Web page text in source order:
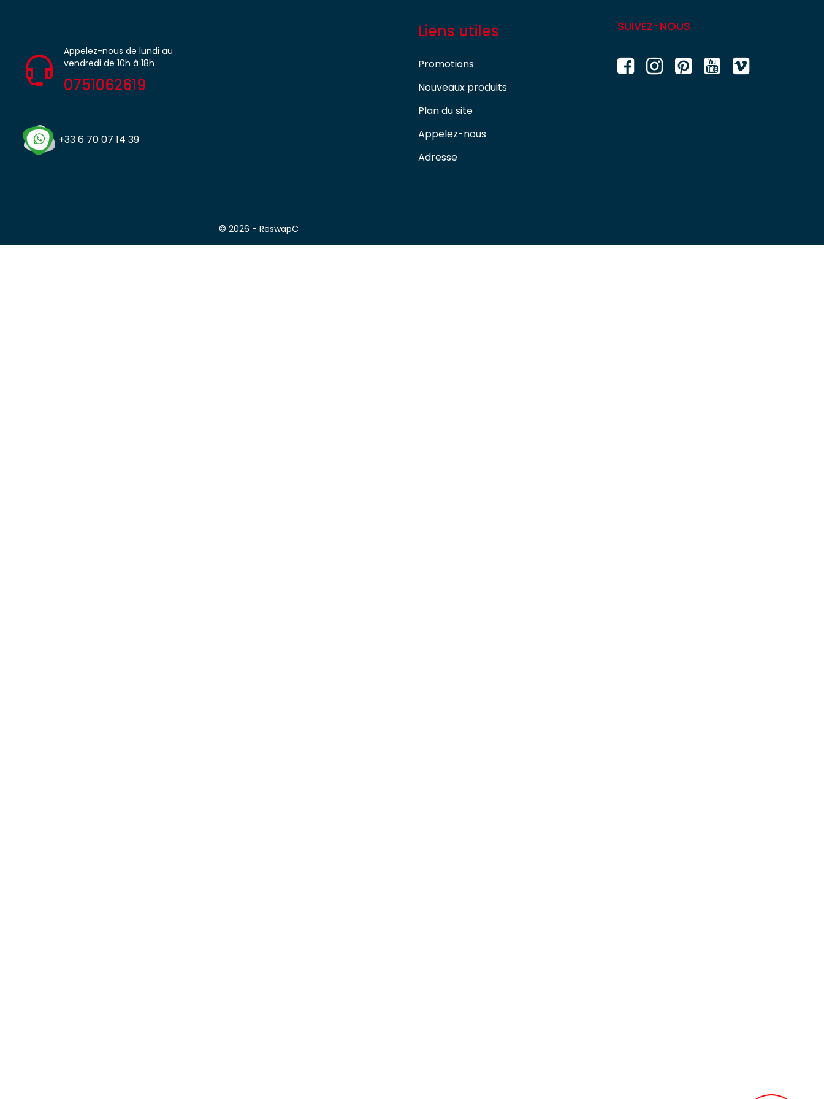
Appelez-nous de lundi au
vendredi de 10h à 18h
0751062619
+33 6 70 07 14 39
Liens utiles
Promotions
Nouveaux produits
Plan du site
Appelez-nous
Adresse
SUIVEZ-NOUS
© 2026 - ReswapC